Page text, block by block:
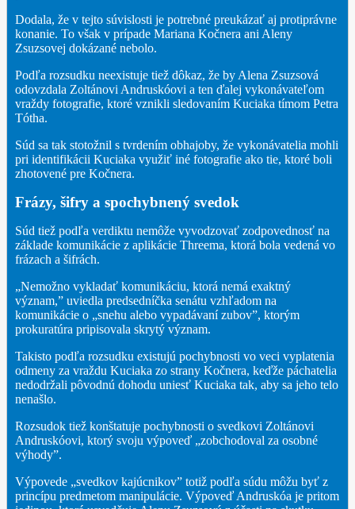
Dodala, že v tejto súvislosti je potrebné preukázať aj protiprávne
konanie. To však v prípade Mariana Kočnera ani Aleny
Zsuzsovej dokázané nebolo.
Podľa rozsudku neexistuje tiež dôkaz, že by Alena Zsuzsová
odovzdala Zoltánovi Andruskóovi a ten ďalej vykonávateľom
vraždy fotografie, ktoré vznikli sledovaním Kuciaka tímom Petra
Tótha.
Súd sa tak stotožnil s tvrdením obhajoby, že vykonávatelia mohli
pri identifikácii Kuciaka využiť iné fotografie ako tie, ktoré boli
zhotovené pre Kočnera.
Frázy, šifry a spochybnený svedok
Súd tiež podľa verdiktu nemôže vyvodzovať zodpovednosť na
základe komunikácie z aplikácie Threema, ktorá bola vedená vo
frázach a šifrách.
„Nemožno vykladať komunikáciu, ktorá nemá exaktný
význam,” uviedla predsedníčka senátu vzhľadom na
komunikácie o „snehu alebo vypadávaní zubov”, ktorým
prokuratúra pripisovala skrytý význam.
Takisto podľa rozsudku existujú pochybnosti vo veci vyplatenia
odmeny za vraždu Kuciaka zo strany Kočnera, keďže páchatelia
nedodržali pôvodnú dohodu uniesť Kuciaka tak, aby sa jeho telo
nenašlo.
Rozsudok tiež konštatuje pochybnosti o svedkovi Zoltánovi
Andruskóovi, ktorý svoju výpoveď „zobchodoval za osobné
výhody”.
Výpovede „svedkov kajúcnikov” totiž podľa súdu môžu byť z
princípu predmetom manipulácie. Výpoveď Andruskóa je pritom